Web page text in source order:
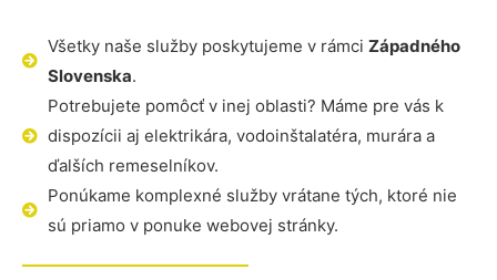
Všetky naše služby poskytujeme v rámci Západného
Slovenska.
Potrebujete pomôcť v inej oblasti? Máme pre vás k
dispozícii aj elektrikára, vodoinštalatéra, murára a
ďalších remeselníkov.
Ponúkame komplexné služby vrátane tých, ktoré nie
sú priamo v ponuke webovej stránky.